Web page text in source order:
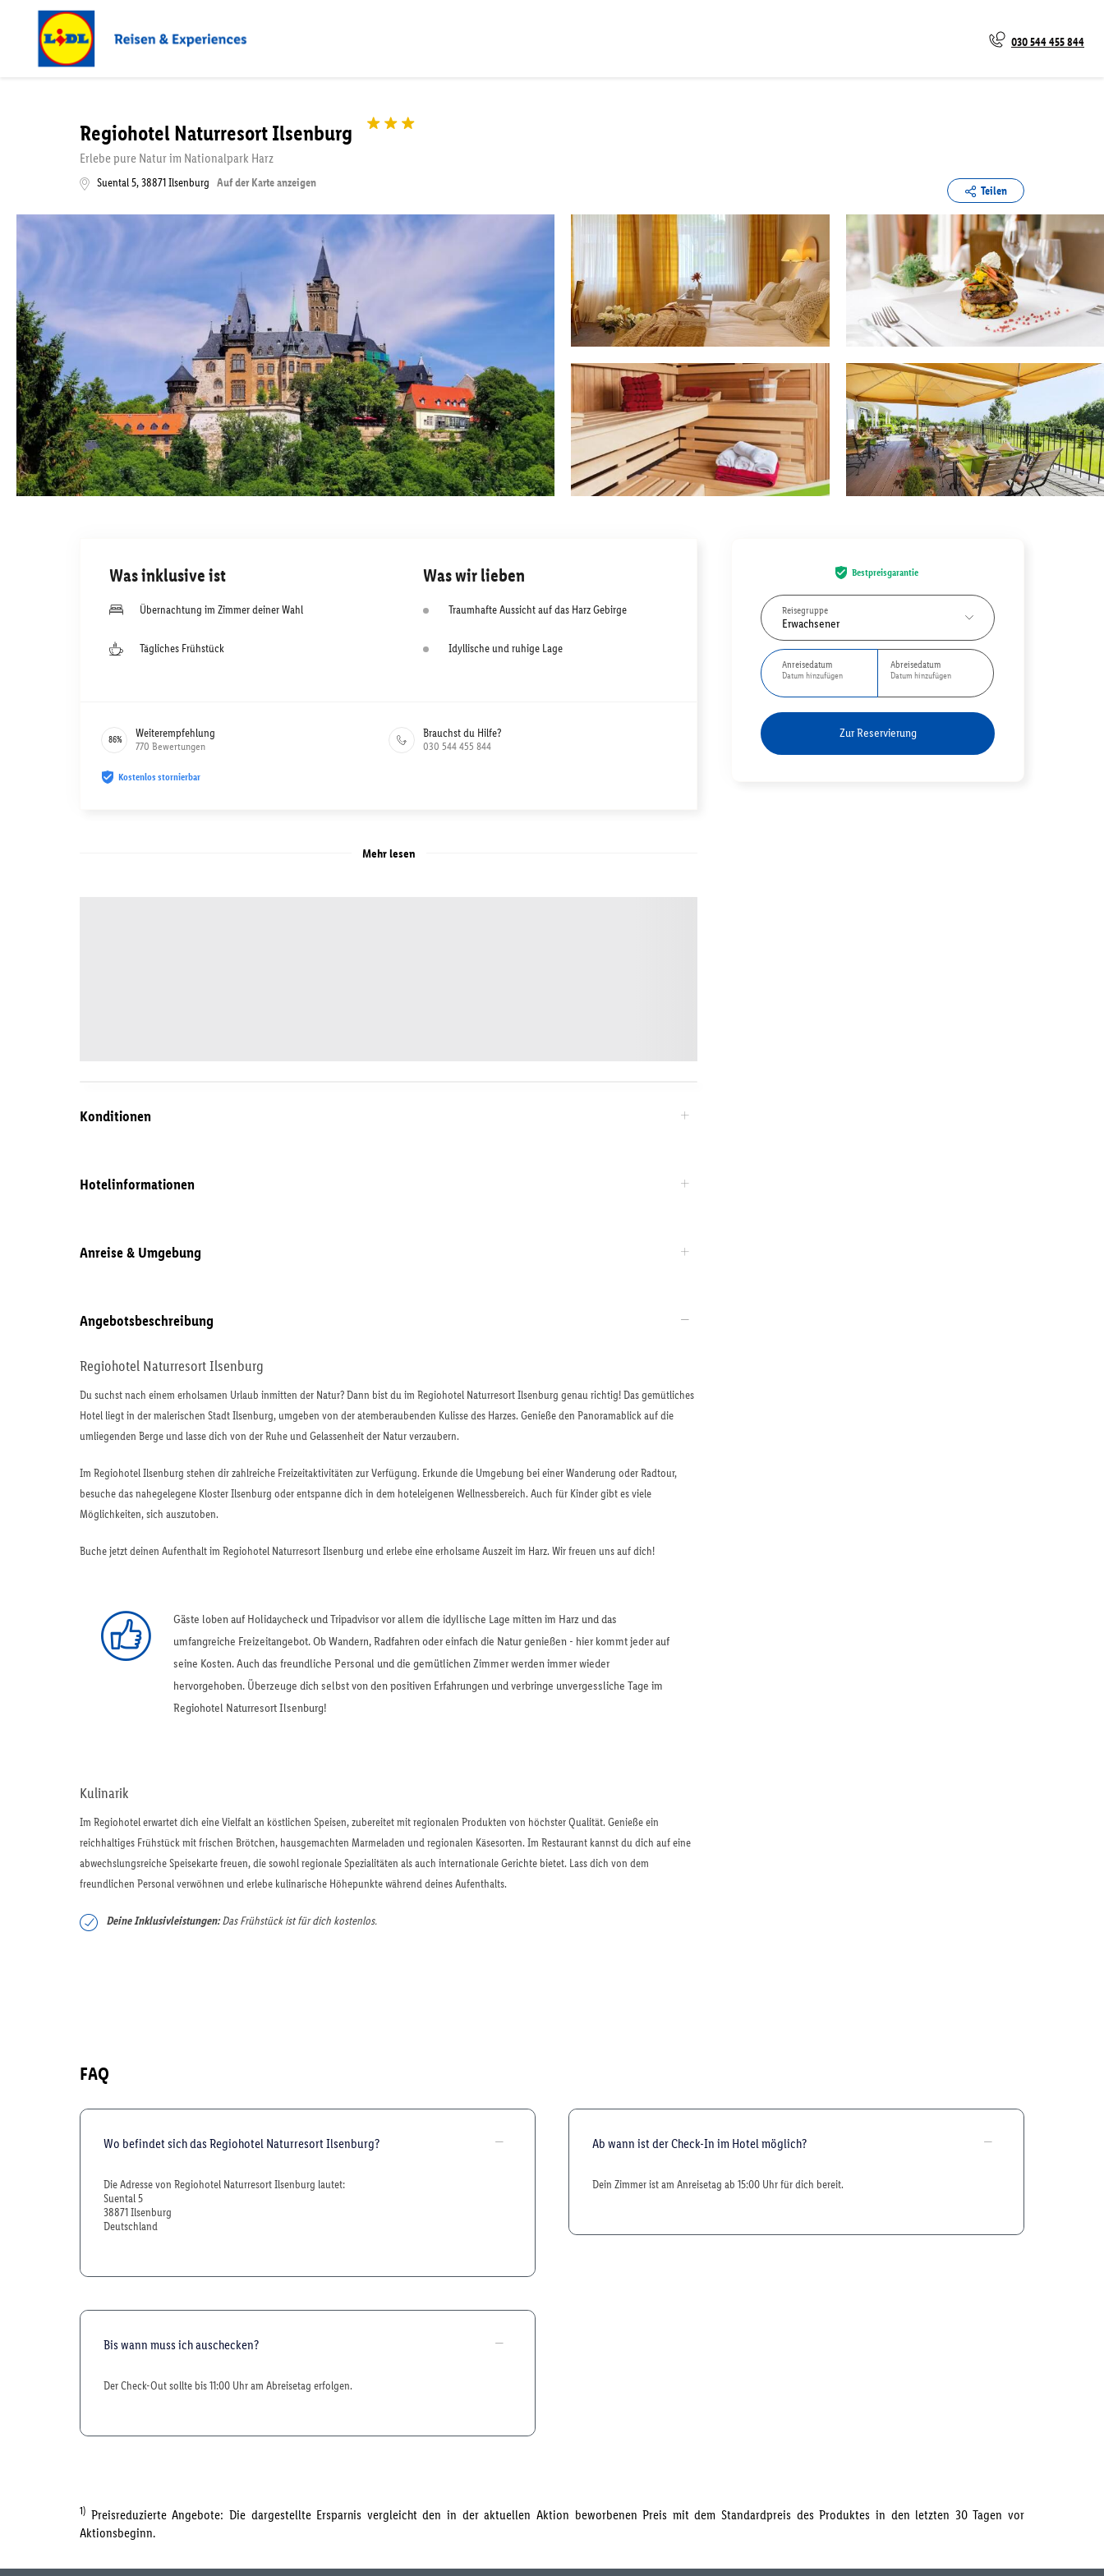
030 544 455 844
Regiohotel Naturresort Ilsenburg
Erlebe pure Natur im Nationalpark Harz
Suental 5,38871Ilsenburg Auf der Karte anzeigen
Teilen
Bestpreisgarantie
Reisegruppe
Erwachsener
Anreisedatum
Datum hinzufügen
Abreisedatum
Datum hinzufügen
Zur Reservierung
Was inklusive ist
Übernachtung im Zimmer deiner Wahl
Tägliches Frühstück
Was wir lieben
Traumhafte Aussicht auf das Harz Gebirge
Idyllische und ruhige Lage
86% Weiterempfehlung
770 Bewertungen
Brauchst du Hilfe?
030 544 455 844
Kostenlos stornierbar
Mehr lesen
Konditionen
Hotelinformationen
Anreise & Umgebung
Angebotsbeschreibung
Regiohotel Naturresort Ilsenburg
Du suchst nach einem erholsamen Urlaub inmitten der Natur? Dann bist du im Regiohotel Naturresort Ilsenburg genau richtig! Das gemütliches
Hotel liegt in der malerischen Stadt Ilsenburg, umgeben von der atemberaubenden Kulisse des Harzes. Genieße den Panoramablick auf die
umliegenden Berge und lasse dich von der Ruhe und Gelassenheit der Natur verzaubern.
Im Regiohotel Ilsenburg stehen dir zahlreiche Freizeitaktivitäten zur Verfügung. Erkunde die Umgebung bei einer Wanderung oder Radtour,
besuche das nahegelegene Kloster Ilsenburg oder entspanne dich in dem hoteleigenen Wellnessbereich. Auch für Kinder gibt es viele
Möglichkeiten, sich auszutoben.
Buche jetzt deinen Aufenthalt im Regiohotel Naturresort Ilsenburg und erlebe eine erholsame Auszeit im Harz. Wir freuen uns auf dich!
Gäste loben auf Holidaycheck und Tripadvisor vor allem die idyllische Lage mitten im Harz und das
umfangreiche Freizeitangebot. Ob Wandern, Radfahren oder einfach die Natur genießen - hier kommt jeder auf
seine Kosten. Auch das freundliche Personal und die gemütlichen Zimmer werden immer wieder
hervorgehoben. Überzeuge dich selbst von den positiven Erfahrungen und verbringe unvergessliche Tage im
Regiohotel Naturresort Ilsenburg!
Kulinarik
Im Regiohotel erwartet dich eine Vielfalt an köstlichen Speisen, zubereitet mit regionalen Produkten von höchster Qualität. Genieße ein
reichhaltiges Frühstück mit frischen Brötchen, hausgemachten Marmeladen und regionalen Käsesorten. Im Restaurant kannst du dich auf eine
abwechslungsreiche Speisekarte freuen, die sowohl regionale Spezialitäten als auch internationale Gerichte bietet. Lass dich von dem
freundlichen Personal verwöhnen und erlebe kulinarische Höhepunkte während deines Aufenthalts.
Deine Inklusivleistungen:Das Frühstück ist für dich kostenlos.
FAQ
Wo befindet sich das Regiohotel Naturresort Ilsenburg?
Die Adresse von Regiohotel Naturresort Ilsenburg lautet:
Suental 5
38871 Ilsenburg
Deutschland
Bis wann muss ich auschecken?
Der Check-Out sollte bis 11:00 Uhr am Abreisetag erfolgen.
Ab wann ist der Check-In im Hotel möglich?
Dein Zimmer ist am Anreisetag ab 15:00 Uhr für dich bereit.
1) Preisreduzierte Angebote: Die dargestellte Ersparnis vergleicht den in der aktuellen Aktion beworbenen Preis mit dem Standardpreis des Produktes in den letzten 30 Tagen vor
Aktionsbeginn.